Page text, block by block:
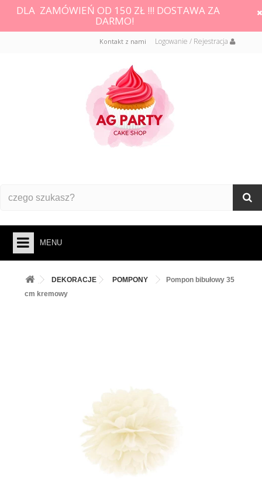
DLA ZAMÓWIEŃ OD 150 ZŁ !!! DOSTAWA ZA
DARMO!
Logowanie / Rejestracja
Kontakt z nami
MENU
PIECZENIE
PODKŁADY /PRZEKŁADKI/WSPORNIKI/BANKETÓWKI
DEKORACJE POMPONY
Pompon bibułowy 35
cm kremowy